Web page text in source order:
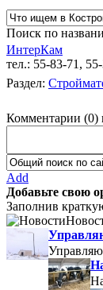
Поиск по
ИнтерКам
тел.: 55-83-71,
Раздел:
Комментарии (0)
Add
Добавьте свою
Заполнив